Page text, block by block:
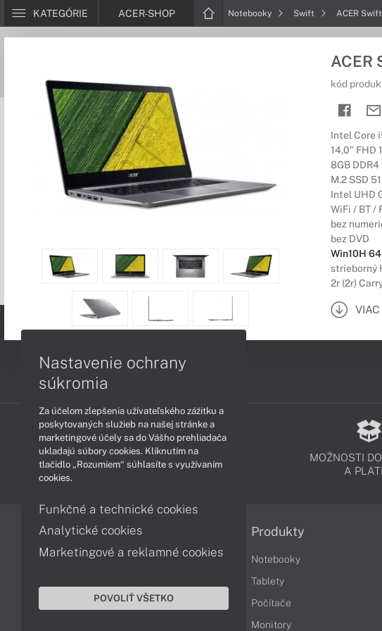
KATEGÓRIE ACER-SHOP Notebooky Swift ACER
ACER
kód
Intel Core
14,0" FHD
8GB
M.2 SSD
Intel UHD
WiFi / BT /
bez
bez DVD
Win10H
strieborný
2r (2r)
PODPORA A SERVIS
MOŽNOSTI
A
Informácie
Obchodné podmienky
Ochrana osobných údajov
Produkty
Notebooky
Tablety
Počítače
Monitory
Nastavenie ochrany
súkromia
Za účelom zlepšenia užívateľského zážitku a
poskytovaných služieb na našej stránke a
marketingové účely sa do Vášho prehliadača
ukladajú súbory cookies. Kliknutím na
tlačidlo „Rozumiem“ súhlasíte s využívaním
cookies.
Funkčné a technické cookies
Analytické cookies
Marketingové a reklamné cookies
POVOLIŤ VŠETKO